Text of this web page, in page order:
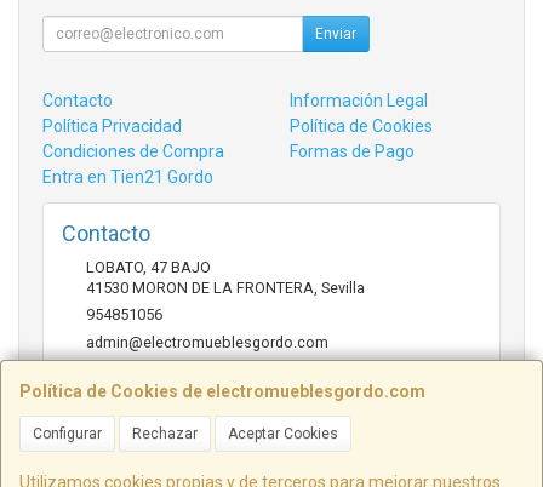
Política de Cookies de electromueblesgordo.com
Configurar Rechazar Aceptar Cookies
Utilizamos cookies propias y de terceros para mejorar nuestros
Enviar
Contacto
Información Legal
Política Privacidad
Política de Cookies
Condiciones de Compra
Formas de Pago
Entra en Tien21 Gordo
Contacto
LOBATO, 47 BAJO
41530 MORON DE LA FRONTERA, Sevilla
954851056
admin@electromueblesgordo.com
Horario
cerrado.